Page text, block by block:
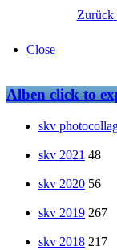
Zurück
Close
Albenclick to
skv
skv 2021 48
skv 2020 56
skv 2019 267
skv 2018 217